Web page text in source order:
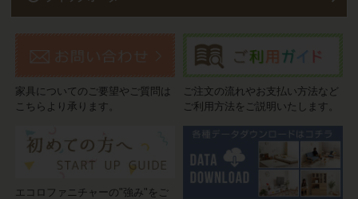
家具についてのご要望やご質問は
こちらより承ります。
ご注文の流れやお支払い方法など
ご利用方法をご説明いたします。
エコロファニチャーの"強み"をご